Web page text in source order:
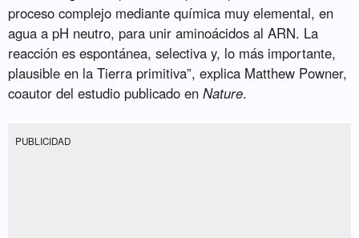
proceso complejo mediante química muy elemental, en
agua a pH neutro, para unir aminoácidos al ARN. La
reacción es espontánea, selectiva y, lo más importante,
plausible en la Tierra primitiva”, explica Matthew Powner,
coautor del estudio publicado enNature.
PUBLICIDAD